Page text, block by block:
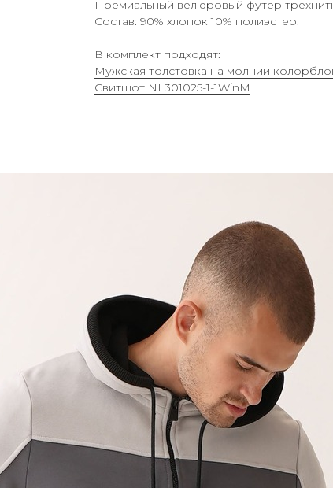
Премиальный велюровый футер
Состав: 90% хлопок 10% полиэстер.
В комплект подходят:
Мужская толстовка на молнии
Свитшот NL301025-1-1WinM